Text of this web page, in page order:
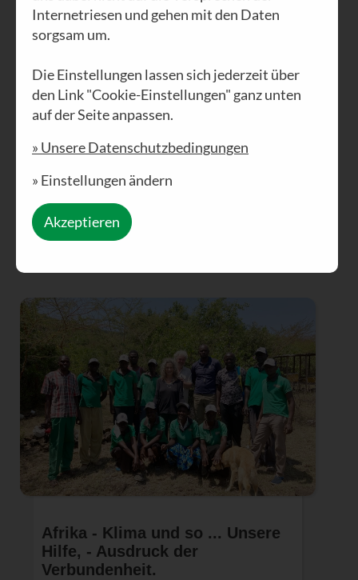
Artikeln liefert er den
Brennstoff für Herz und
Afrika - Klima und so ... Unsere
Hilfe, - Ausdruck der
Verbundenheit.
Internetriesen und gehen mit den Daten
sorgsam um.
Die Einstellungen lassen sich jederzeit über
den Link "Cookie-Einstellungen" ganz unten
auf der Seite anpassen.
» Unsere Datenschutzbedingungen
» Einstellungen ändern
Akzeptieren